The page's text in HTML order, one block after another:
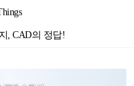
, CAD의 정답!